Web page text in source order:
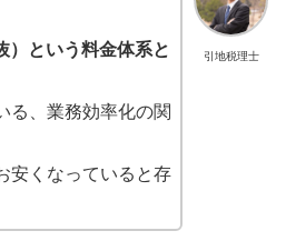
引地税理士
）という料金体系と
る、業務効率化の関
安くなっていると存